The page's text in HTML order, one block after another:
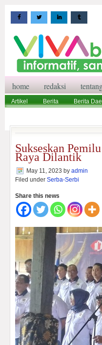
home redaksi
Artikel Berita Berita
Sukseskan
Raya Dilantik
May 11, 2023 by admin
Filed under Serba-Serbi
Share this news